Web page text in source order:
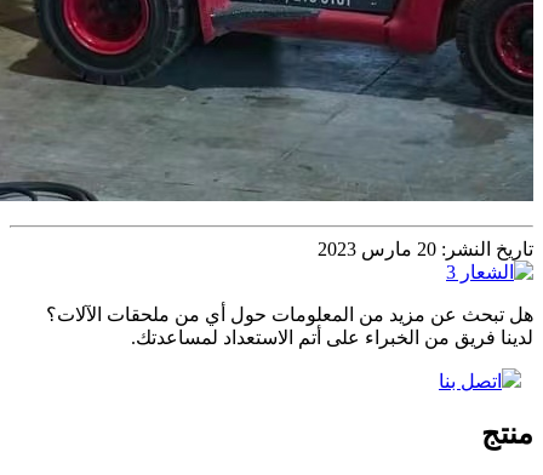
تاريخ النشر: 20 مارس 2023
هل تبحث عن مزيد من المعلومات حول أي من ملحقات الآلات؟
لدينا فريق من الخبراء على أتم الاستعداد لمساعدتك.
اتصل بنا
منتج